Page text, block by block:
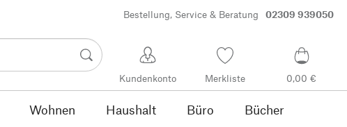
Bestellung, Service & Beratung 02309 939050
Kundenkonto Merkliste 0,00 €
Wohnen Haushalt Büro
Bücher